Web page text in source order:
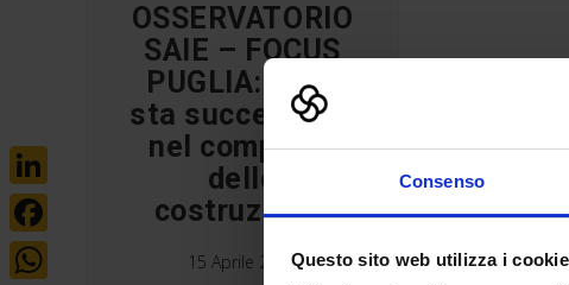
Consenso
Questo sito web utilizza i cookie
OSSERVATORIO
SAIE – FOCUS
PUGLIA: cosa
sta succedendo
nel comparto
delle
costruzioni?
15 Aprile 2021
LinkedIn
Facebook